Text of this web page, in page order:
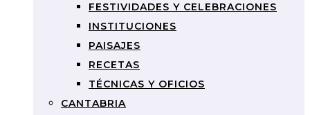
FESTIVIDADES Y CELEBRACIONES
INSTITUCIONES
PAISAJES
RECETAS
TÉCNICAS Y OFICIOS
CANTABRIA